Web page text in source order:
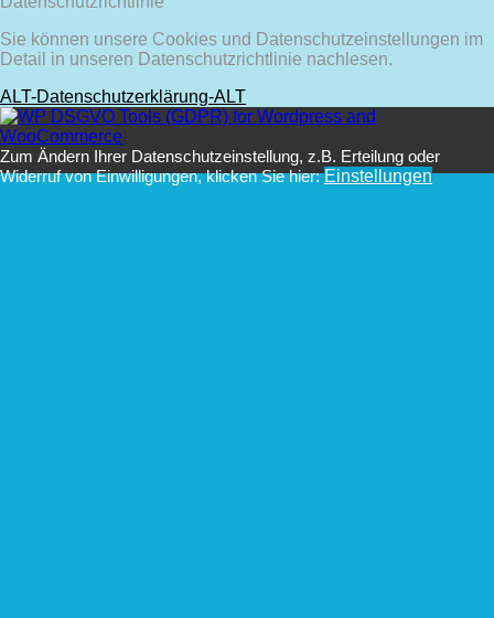
Sie können unsere Cookies und Datenschutzeinstellungen im
Detail in unseren Datenschutzrichtlinie nachlesen.
ALT-Datenschutzerklärung-ALT
Zum Ändern Ihrer Datenschutzeinstellung, z.B. Erteilung oder
Widerruf von Einwilligungen, klicken Sie hier:Einstellungen